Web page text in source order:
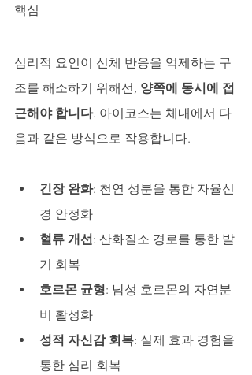
핵심
심리적 요인이 신체 반응을 억제하는 구
조를 해소하기 위해선, 양쪽에 동시에 접
근해야 합니다. 아이코스는 체내에서 다
음과 같은 방식으로 작용합니다.
긴장 완화: 천연 성분을 통한 자율신
경 안정화
혈류 개선: 산화질소 경로를 통한 발
기 회복
호르몬 균형: 남성 호르몬의 자연분
비 활성화
성적 자신감 회복: 실제 효과 경험을
통한 심리 회복